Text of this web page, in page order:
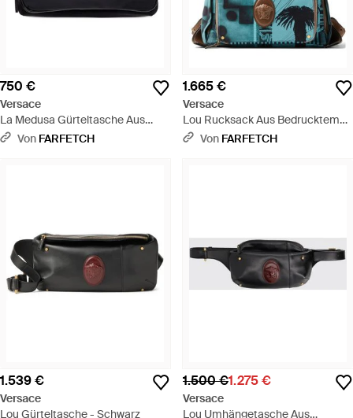
750 €
Versace
La Medusa Gürteltasche Aus
Nylon - Schwarz
Von FARFETCH
1.665 €
Versace
Lou Rucksack Aus Bedrucktem
Canvas - Blau
Von FARFETCH
1.539 €
Versace
Lou Gürteltasche - Schwarz
1.500 €1.275 €
Versace
Lou Umhängetasche Aus